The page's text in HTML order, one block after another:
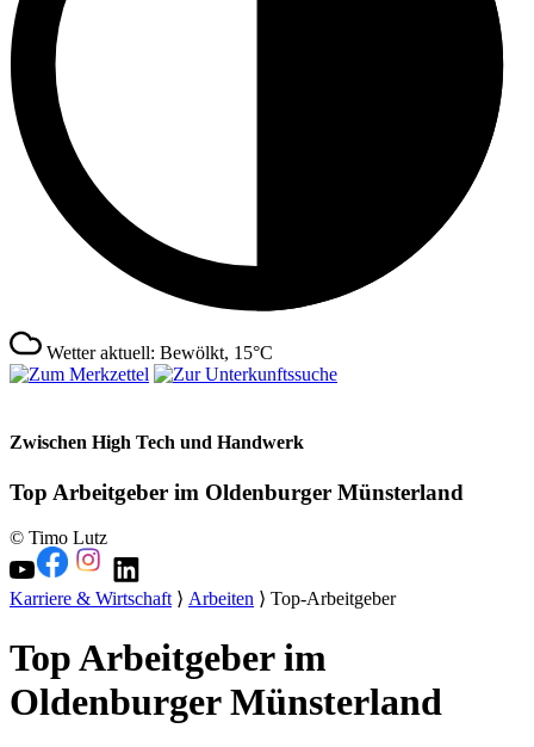
Wetter aktuell: Bewölkt, 15°C
Zwischen High Tech und Handwerk
Top Arbeitgeber im Oldenburger Münsterland
© Timo Lutz
Karriere & Wirtschaft⟩ Arbeiten ⟩ Top-Arbeitgeber
Top Arbeitgeber im
Oldenburger Münsterland